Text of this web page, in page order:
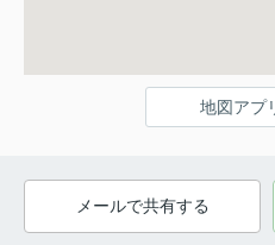
地図アプ
メールで共有する